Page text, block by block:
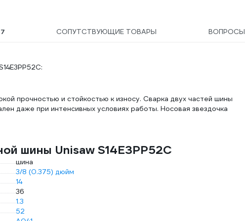
7 СОПУТСТВУЮЩИЕ ТОВАРЫ ВОПРОСЫ
прочностью и стойкостью к износу. Сварка двух частей шины
даже при интенсивных условиях работы. Носовая звездочка
шины Unisaw S14E3PP52C
шина
3/8 (0.375) дюйм
14
36
1.3
52